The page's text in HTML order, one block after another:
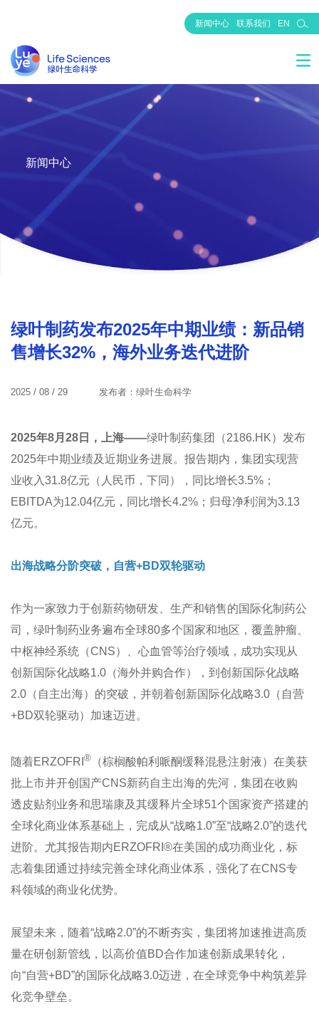
新闻中心 联系我们 EN
新闻中心
绿叶制药发布2025年中期业绩：新品销
售增长32%，海外业务迭代进阶
2025 / 08 / 29 发布者：绿叶生命科学
2025年8月28日，上海——绿叶制药集团（2186.HK）发布
2025年中期业绩及近期业务进展。报告期内，集团实现营
业收入31.8亿元（人民币，下同），同比增长3.5%；
EBITDA为12.04亿元，同比增长4.2%；归母净利润为3.13
亿元。
出海战略分阶突破，自营+BD双轮驱动
作为一家致力于创新药物研发、生产和销售的国际化制药公
司，绿叶制药业务遍布全球80多个国家和地区，覆盖肿瘤、
中枢神经系统（CNS）、心血管等治疗领域，成功实现从
创新国际化战略1.0（海外并购合作），到创新国际化战略
2.0（自主出海）的突破，并朝着创新国际化战略3.0（自营
+BD双轮驱动）加速迈进。
随着ERZOFRI ® （棕榈酸帕利哌酮缓释混悬注射液）在美获
批上市并开创国产CNS新药自主出海的先河，集团在收购
透皮贴剂业务和思瑞康及其缓释片全球51个国家资产搭建的
全球化商业体系基础上，完成从“战略1.0”至“战略2.0”的迭代
进阶。尤其报告期内ERZOFRI®在美国的成功商业化，标
志着集团通过持续完善全球化商业体系，强化了在CNS专
科领域的商业化优势。
展望未来，随着“战略2.0”的不断夯实，集团将加速推进高质
量在研创新管线，以高价值BD合作加速创新成果转化，
向“自营+BD”的国际化战略3.0迈进，在全球竞争中构筑差异
化竞争壁垒。